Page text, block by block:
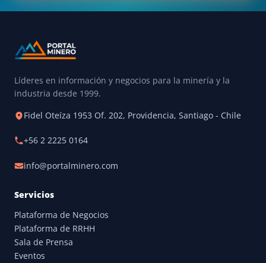
Líderes en información y negocios para la minería y la
industria desde 1999.
Fidel Oteíza 1953 Of. 202, Providencia, Santiago - Chile
+56 2 2225 0164
info@portalminero.com
Servicios
Plataforma de Negocios
Plataforma de RRHH
Sala de Prensa
Eventos